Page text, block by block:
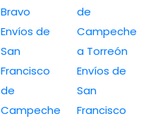
Bravo
Envíos de
San
Francisco
de
Campeche
de
Campeche
a Torreón
Envíos de
San
Francisco